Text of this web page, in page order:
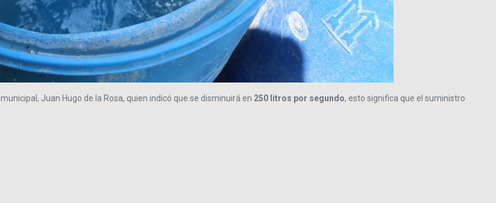
Juan Hugo de la Rosa, quien indicó que se disminuirá en 250 litros por segundo, esto significa que el suministro